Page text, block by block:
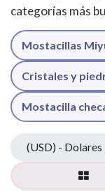
categorías más
Mostacillas
Cristales y
Mostacilla
(USD) - Dolares